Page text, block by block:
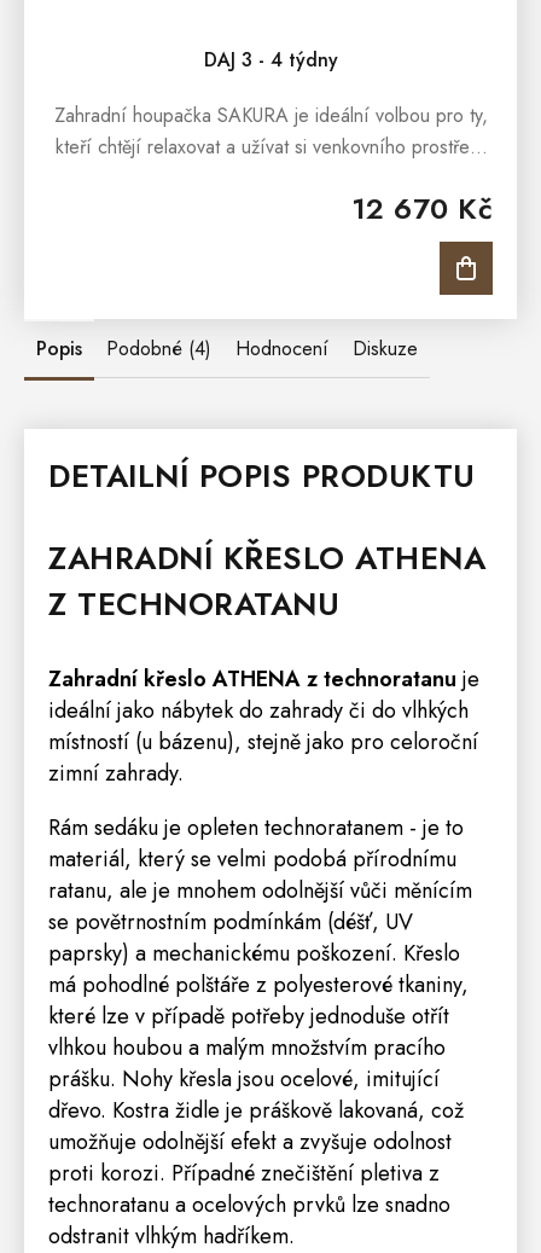
DAJ 3 - 4 týdny
12 670 Kč
Zahradní houpačka SAKURA je ideální volbou pro ty,
kteří chtějí relaxovat a užívat si venkovního prostředí
Popis Podobné (4) Hodnocení Diskuze
DETAILNÍ POPIS PRODUKTU
ZAHRADNÍ KŘESLO ATHENA
Z TECHNORATANU
Zahradní křeslo ATHENA z technoratanu je
ideální jako nábytek do zahrady či do vlhkých
místností (u bázenu), stejně jako pro celoroční
zimní zahrady.
Rám sedáku je opleten technoratanem - je to
materiál, který se velmi podobá přírodnímu
ratanu, ale je mnohem odolnější vůči měnícím
se povětrnostním podmínkám (déšť, UV
paprsky) a mechanickému poškození. Křeslo
má pohodlné polštáře z polyesterové tkaniny,
které lze v případě potřeby jednoduše otřít
vlhkou houbou a malým množstvím pracího
prášku. Nohy křesla jsou ocelové, imitující
dřevo. Kostražidle je práškově lakovaná, což
umožňuje odolnější efekt a zvyšuje odolnost
proti korozi. Případné znečištění pletiva z
technoratanu a ocelových prvků lze snadno
odstranit vlhkým hadříkem.